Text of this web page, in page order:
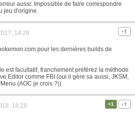
aussi: Impossible de faire correspondre
jeu d'origine
14:28
pour les dernières builds de
est facultatif, franchement préférez la méthode
Editor comme FBI (oui il gère sa aussi, JKSM,
(AOC je crois ?))
18:28 +1